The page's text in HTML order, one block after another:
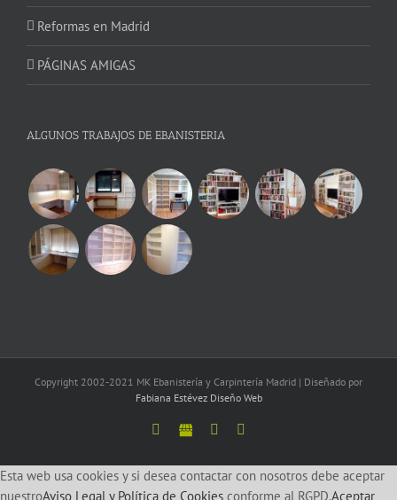
Reformas en Madrid
PÁGINAS AMIGAS
ALGUNOS TRABAJOS DE EBANISTERIA
Copyright 2002-2021 MK Ebanistería y Carpintería Madrid | Diseñado por
Fabiana Estévez Diseño Web
Facebook
Google Twitter
Esta web usa cookies y si desea contactar con nosotros debe aceptar
nuestroAviso Legal y Política de Cookies conforme al RGPD.Aceptar